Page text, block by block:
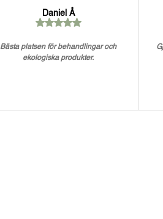
Daniel Å
Bästa platsen för behandlingar och
ekologiska produkter.